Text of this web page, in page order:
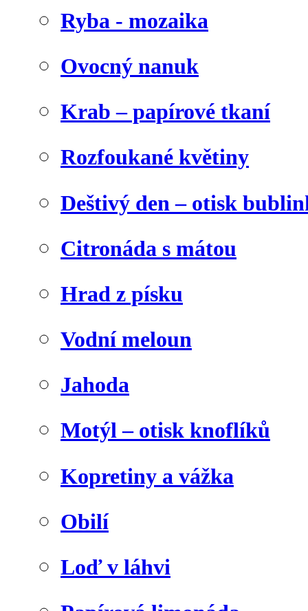
Ryba - mozaika
Ovocný nanuk
Krab – papírové tkaní
Rozfoukané květiny
Deštivý den – otisk
Citronáda s mátou
Hrad z písku
Vodní meloun
Jahoda
Motýl – otisk knoflíků
Kopretiny a vážka
Obilí
Loď v láhvi